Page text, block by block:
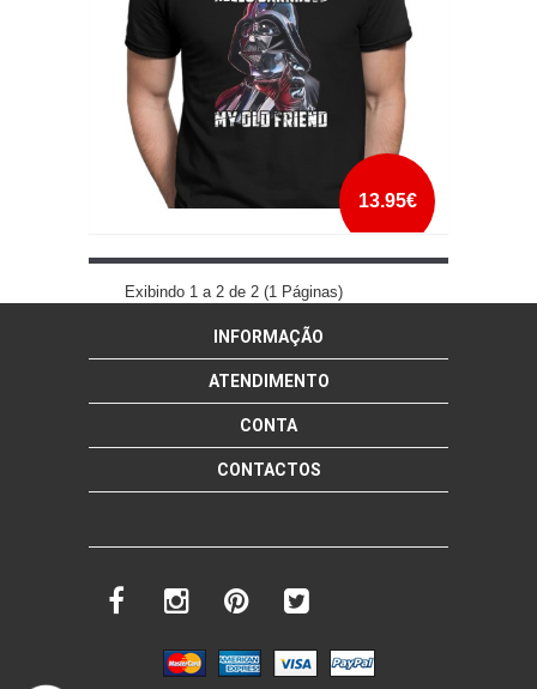
13.95€
HELLO DARKNESS DARTH VADER
mais info
add à lista
Exibindo 1 a 2 de 2 (1 Páginas)
INFORMAÇÃO
ATENDIMENTO
CONTA
CONTACTOS